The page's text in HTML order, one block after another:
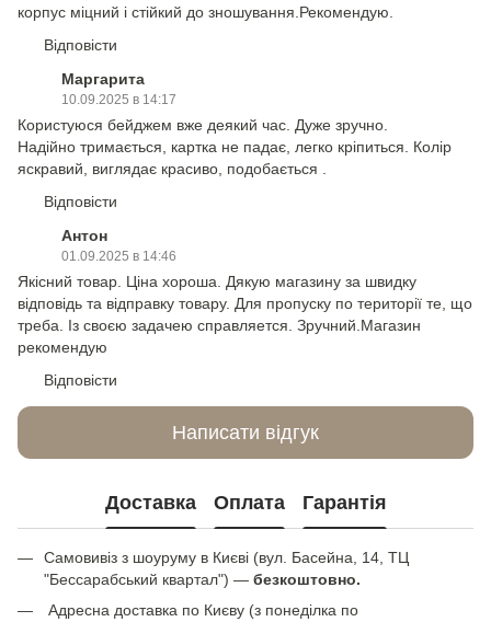
корпус міцний і стійкий до зношування.Рекомендую.
Відповісти
Маргарита
10.09.2025 в 14:17
Користуюся бейджем вже деякий час. Дуже зручно.
Надійно тримається, картка не падає, легко кріпиться. Колір
яскравий, виглядає красиво, подобається .
Відповісти
Антон
01.09.2025 в 14:46
Якісний товар. Ціна хороша. Дякую магазину за швидку
відповідь та відправку товару. Для пропуску по території те, що
треба. Із своєю задачею справляется. Зручний.Магазин
рекомендую
Відповісти
Написати відгук
Доставка Оплата Гарантія
Самовивіз з шоуруму в Києві (вул. Басейна, 14, ТЦ
"Бессарабський квартал") — безкоштовно.
Адресна доставка по Києву (з понеділка по